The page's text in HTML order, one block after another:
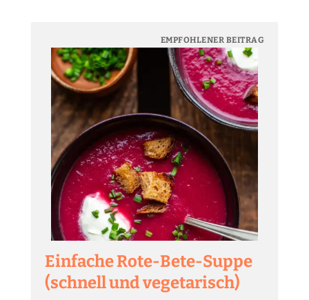
EMPFOHLENER BEITRAG
Einfache Rote-Bete-Suppe
(schnell und vegetarisch)